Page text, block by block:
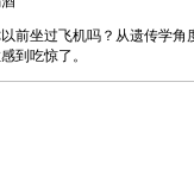
坐过飞机吗？从遗传学角
到吃惊了。